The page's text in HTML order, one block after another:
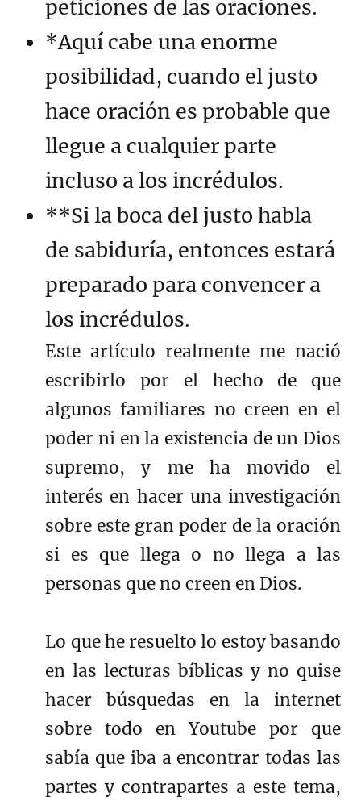
peticiones de las oraciones.
*Aquí cabe una enorme
posibilidad, cuando el justo
hace oración es probable que
llegue a cualquier parte
incluso a los incrédulos.
**Si la boca del justo habla
de sabiduría, entonces estará
preparado para convencer a
los incrédulos.
Este artículo realmente me nació
escribirlo por el hecho de que
algunos familiares no creen en el
poder ni en la existencia de un Dios
supremo, y me ha movido el
interés en hacer una investigación
sobre este gran poder de la oración
si es que llega o no llega a las
personas que no creen en Dios.
Lo que he resuelto lo estoy basando
en las lecturas bíblicas y no quise
hacer búsquedas en la internet
sobre todo en Youtube por que
sabía que iba a encontrar todas las
partes y contrapartes a este tema,